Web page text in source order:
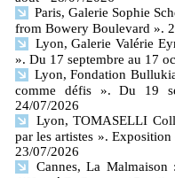
Paris, Galerie Sophie
from Bowery Boulevard ».
Lyon, Galerie Valérie
». Du 17 septembre au 17
Lyon, Fondation
comme défis ». Du 19
24/07/2026
Lyon, TOMASELLI
par les artistes ».
23/07/2026
Cannes, La